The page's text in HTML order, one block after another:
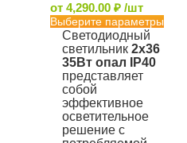
от 4,290.00 ₽ /шт
Выберите параметры
Светодиодный
светильник 2х36
35Вт опал IP40
представляет
собой
эффективное
осветительное
решение с